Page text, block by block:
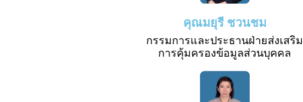
คุณมยุรี ชวนชม
กรรมการและประธานฝ่ายส่งเสริม
การคุ้มครองข้อมูลส่วนบุคคล